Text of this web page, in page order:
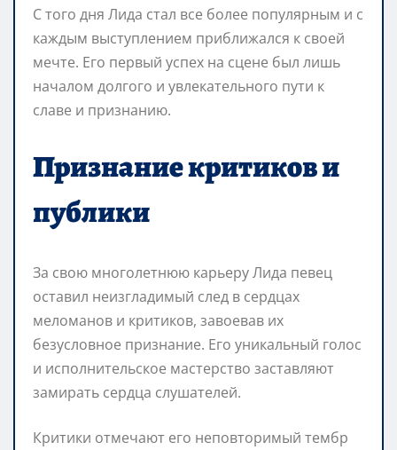
С того дня Лида стал все более популярным и с
каждым выступлением приближался к своей
мечте. Его первый успех на сцене был лишь
началом долгого и увлекательного пути к
славе и признанию.
Признание критиков и
публики
За свою многолетнюю карьеру Лида певец
оставил неизгладимый след в сердцах
меломанов и критиков, завоевав их
безусловное признание. Его уникальный голос
и исполнительское мастерство заставляют
замирать сердца слушателей.
Критики отмечают его неповторимый тембр